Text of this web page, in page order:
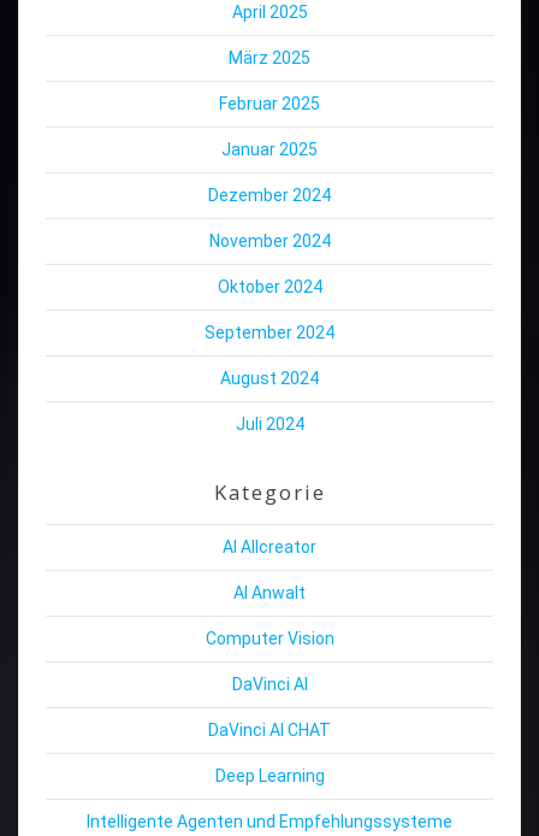
April 2025
März 2025
Februar 2025
Januar 2025
Dezember 2024
November 2024
Oktober 2024
September 2024
August 2024
Juli 2024
Kategorie
AI Allcreator
AI Anwalt
Computer Vision
DaVinci AI
DaVinci AI CHAT
Deep Learning
Intelligente Agenten und Empfehlungssysteme